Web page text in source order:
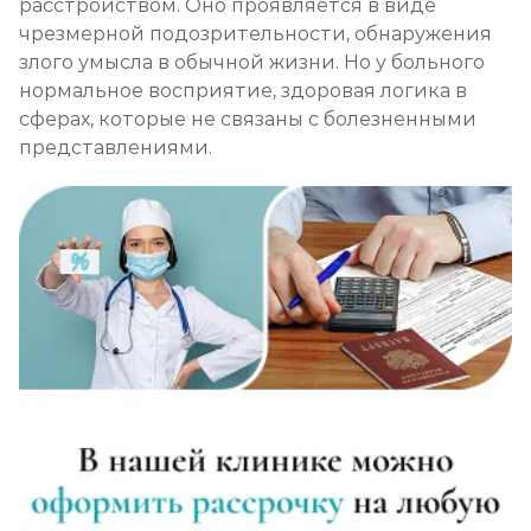
расстройством. Оно проявляется в виде
чрезмерной подозрительности, обнаружения
злого умысла в обычной жизни. Но у больного
нормальное восприятие, здоровая логика в
сферах, которые не связаны с болезненными
представлениями.